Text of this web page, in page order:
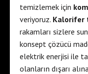
temizlemek için
veriyoruz. Kalorifer
rakamları sizlere
konsept çözücü
elektrik enerjisi ile
olanların dışarı